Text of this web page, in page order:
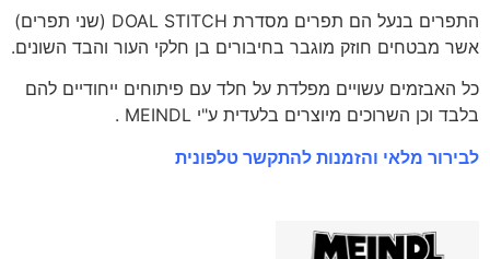
התפרים בנעל הם תפרים מסדרת DOAL STITCH (שני תפרים)
אשר מבטחים חוזק מוגבר בחיבורים בן חלקי העור והבד השונים.
כל האבזמים עשויים מפלדת על חלד עם פיתוחים ייחודיים להם
בלבד וכן השרוכים מיוצרים בלעדית ע"י MEINDL .
לבירור מלאי והזמנות להתקשר טלפונית